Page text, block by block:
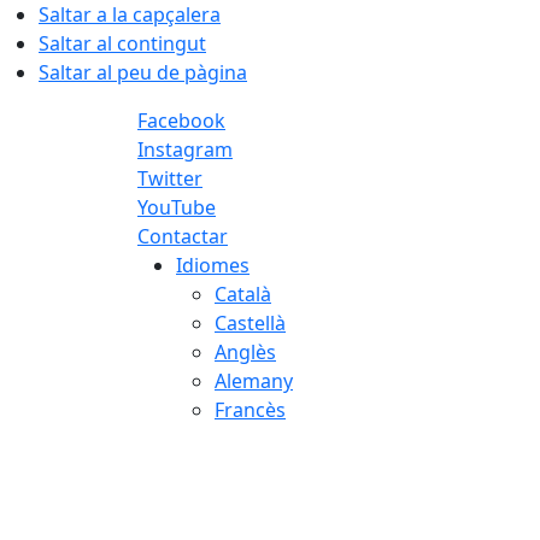
Saltar a la capçalera
Saltar al contingut
Saltar al peu de pàgina
Facebook
Instagram
Twitter
YouTube
Contactar
Idiomes
Català
Castellà
Anglès
Alemany
Francès